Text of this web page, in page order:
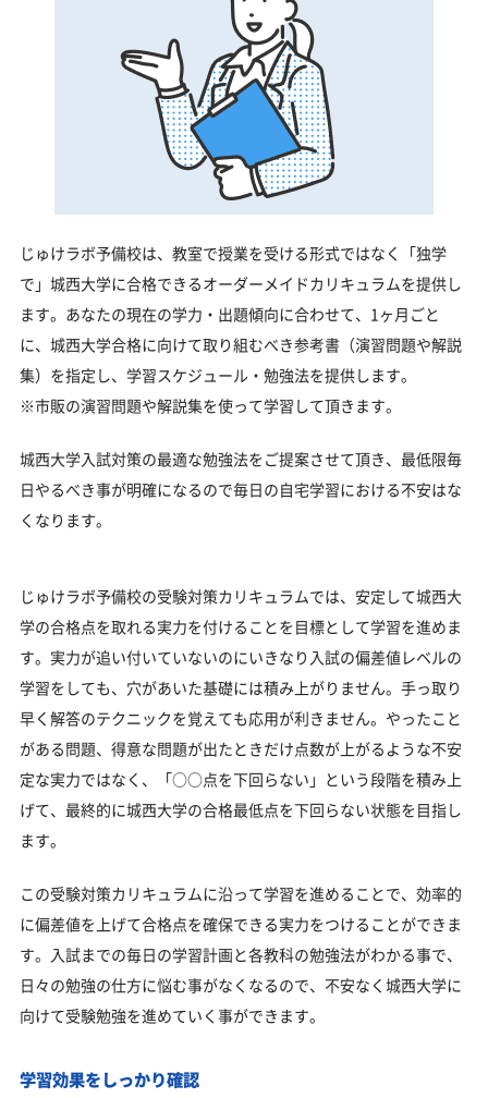
じゅけラボ予備校は、教室で授業を受ける形式ではなく「独学
で」城西大学に合格できるオーダーメイドカリキュラムを提供し
ます。あなたの現在の学力・出題傾向に合わせて、1ヶ月ごと
に、城西大学合格に向けて取り組むべき参考書（演習問題や解説
集）を指定し、学習スケジュール・勉強法を提供します。
※市販の演習問題や解説集を使って学習して頂きます。
城西大学入試対策の最適な勉強法をご提案させて頂き、最低限毎
日やるべき事が明確になるので毎日の自宅学習における不安はな
くなります。
じゅけラボ予備校の受験対策カリキュラムでは、安定して城西大
学の合格点を取れる実力を付けることを目標として学習を進めま
す。実力が追い付いていないのにいきなり入試の偏差値レベルの
学習をしても、穴があいた基礎には積み上がりません。手っ取り
早く解答のテクニックを覚えても応用が利きません。やったこと
がある問題、得意な問題が出たときだけ点数が上がるような不安
定な実力ではなく、「○○点を下回らない」という段階を積み上
げて、最終的に城西大学の合格最低点を下回らない状態を目指し
ます。
この受験対策カリキュラムに沿って学習を進めることで、効率的
に偏差値を上げて合格点を確保できる実力をつけることができま
す。入試までの毎日の学習計画と各教科の勉強法がわかる事で、
日々の勉強の仕方に悩む事がなくなるので、不安なく城西大学に
向けて受験勉強を進めていく事ができます。
学習効果をしっかり確認